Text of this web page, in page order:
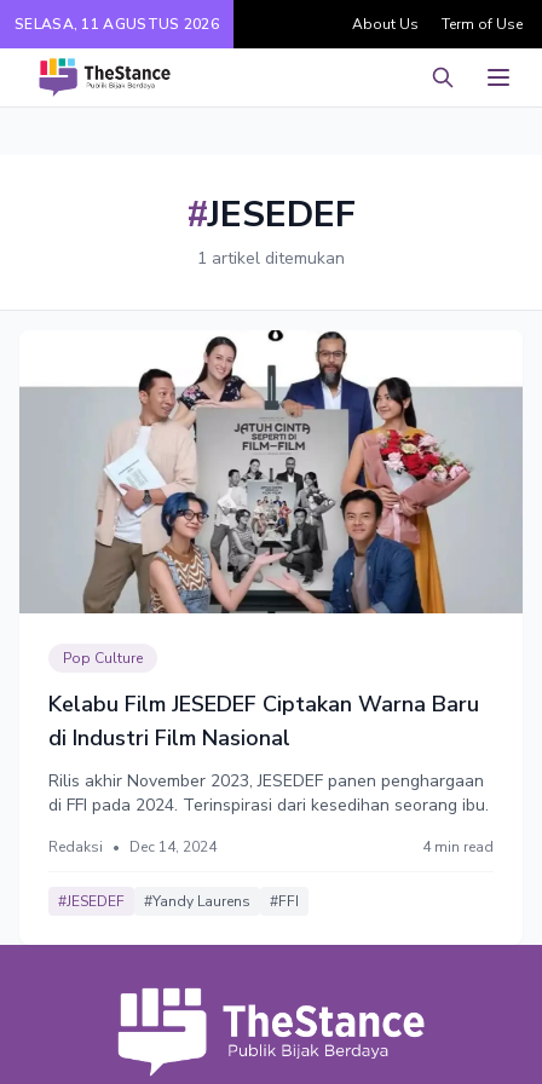
SELASA, 11 AGUSTUS 2026 About Us Term of Use
Pencarian
#JESEDEF
1 artikel ditemukan
Pop Culture
Kelabu Film JESEDEF Ciptakan Warna Baru
di Industri Film Nasional
Rilis akhir November 2023, JESEDEF panen penghargaan
di FFI pada 2024. Terinspirasi dari kesedihan seorang ibu.
Redaksi • Dec 14, 2024 4 min read
#JESEDEF #Yandy Laurens #FFI